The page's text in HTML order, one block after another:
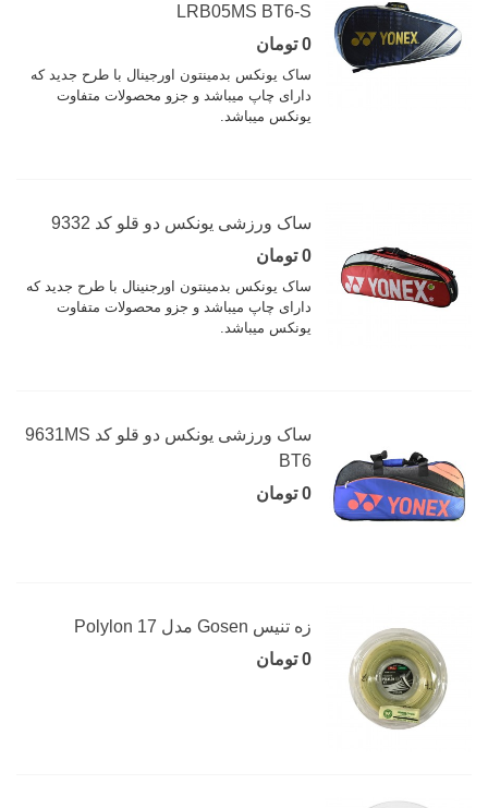
LRB05MS BT6-S
0 تومان
ساک یونکس بدمینتون اورجینال با طرح جدید که
دارای چاپ میباشد و جزو محصولات متفاوت
یونکس میباشد.
ساک ورزشی یونکس دو قلو کد 9332
0 تومان
ساک یونکس بدمینتون اورجنینال با طرح جدید که
دارای چاپ میباشد و جزو محصولات متفاوت
یونکس میباشد.
ساک ورزشی یونکس دو قلو کد 9631MS
BT6
0 تومان
زه تنیس Gosen مدل Polylon 17
0 تومان